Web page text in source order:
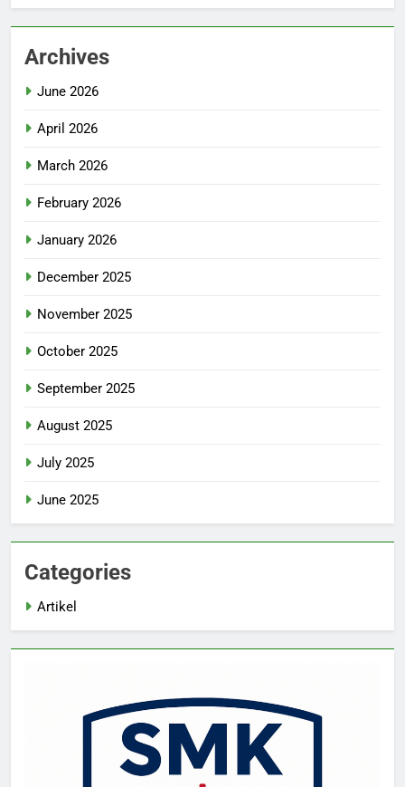
Archives
June 2026
April 2026
March 2026
February 2026
January 2026
December 2025
November 2025
October 2025
September 2025
August 2025
July 2025
June 2025
Categories
Artikel